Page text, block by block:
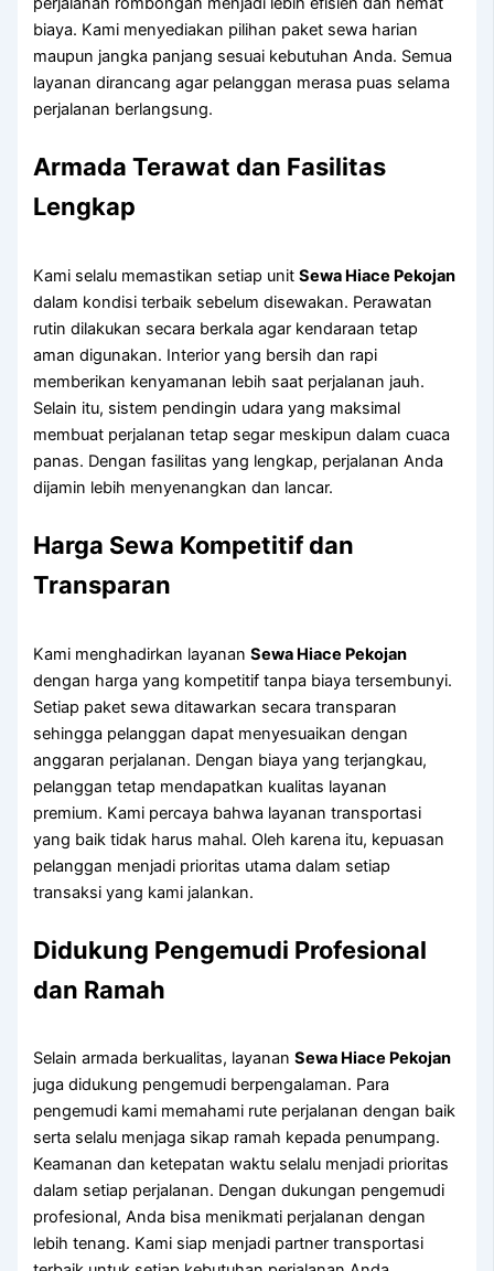
biaya. Kami menyediakan pilihan paket sewa harian
maupun jangka panjang sesuai kebutuhan Anda. Semua
layanan dirancang agar pelanggan merasa puas selama
perjalanan berlangsung.
Armada Terawat dan Fasilitas
Lengkap
Kami selalu memastikan setiap unitSewa Hiace Pekojan
dalam kondisi terbaik sebelum disewakan. Perawatan
rutin dilakukan secara berkala agar kendaraan tetap
aman digunakan. Interior yang bersih dan rapi
memberikan kenyamanan lebih saat perjalanan jauh.
Selain itu, sistem pendingin udara yang maksimal
membuat perjalanan tetap segar meskipun dalam cuaca
panas. Dengan fasilitas yang lengkap, perjalanan Anda
dijamin lebih menyenangkan dan lancar.
Harga Sewa Kompetitif dan
Transparan
Kami menghadirkan layananSewa Hiace Pekojan
dengan harga yang kompetitif tanpa biaya tersembunyi.
Setiap paket sewa ditawarkan secara transparan
sehingga pelanggan dapat menyesuaikan dengan
anggaran perjalanan. Dengan biaya yang terjangkau,
pelanggan tetap mendapatkan kualitas layanan
premium. Kami percaya bahwa layanan transportasi
yang baik tidak harus mahal. Oleh karena itu, kepuasan
pelanggan menjadi prioritas utama dalam setiap
transaksi yang kami jalankan.
Didukung Pengemudi Profesional
dan Ramah
Selain armada berkualitas, layananSewa Hiace Pekojan
juga didukung pengemudi berpengalaman. Para
pengemudi kami memahami rute perjalanan dengan baik
serta selalu menjaga sikap ramah kepada penumpang.
Keamanan dan ketepatan waktu selalu menjadi prioritas
dalam setiap perjalanan. Dengan dukungan pengemudi
profesional, Anda bisa menikmati perjalanan dengan
lebih tenang. Kami siap menjadi partner transportasi